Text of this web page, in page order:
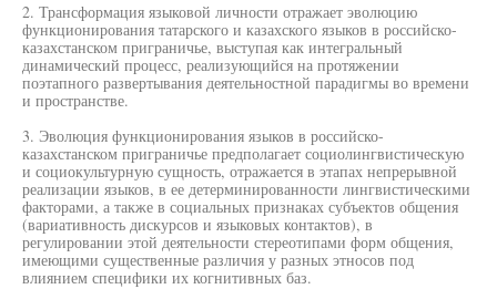
2. Трансформация языковой личности отражает эволюцию
функционирования татарского и казахского языков в российско-
казахстанском приграничье, выступая как интегральный
динамический процесс, реализующийся на протяжении
поэтапного развертывания деятельностной парадигмы во времени
и пространстве.
3. Эволюция функционирования языков в российско-
казахстанском приграничье предполагает социолингвистическую
и социокультурную сущность, отражается в этапах непрерывной
реализации языков, в ее детерминированности лингвистическими
факторами, а также в социальных признаках субъектов общения
(вариативность дискурсов и языковых контактов), в
регулировании этой деятельности стереотипами форм общения,
имеющими существенные различия у разных этносов под
влиянием специфики их когнитивных баз.